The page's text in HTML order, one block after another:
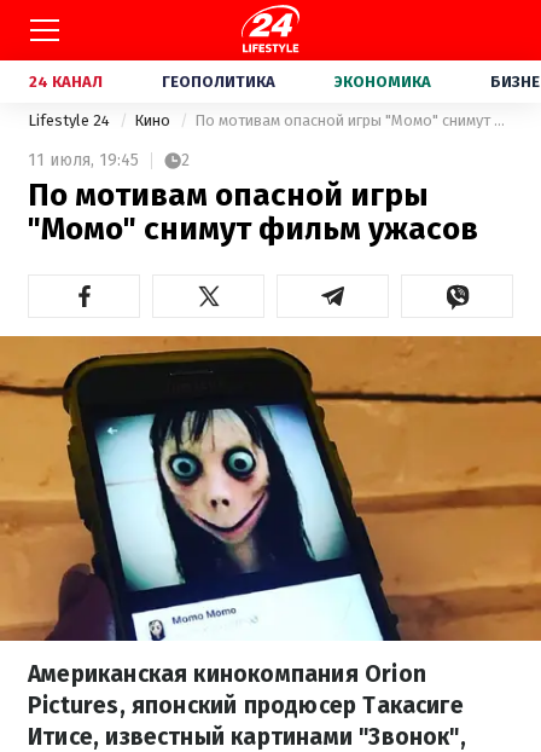
24 КАНАЛ ГЕОПОЛИТИКА ЭКОНОМИКА
Lifestyle 24 Кино По мотивам опасной игры "Момо" снимут фильм ужасов
11 июля, 19:45 2
По мотивам опасной игры
"Момо" снимут фильм ужасов
Американская кинокомпания Orion
Pictures, японский продюсер Такасиге
Итисе, известный картинами "Звонок",